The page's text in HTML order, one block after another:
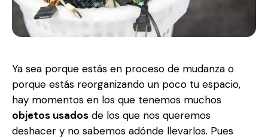
Ya sea porque estás en proceso de mudanza o
porque estás reorganizando un poco tu espacio,
hay momentos en los que tenemos muchos
objetos usados de los que nos queremos
deshacer y no sabemos adónde llevarlos. Pues